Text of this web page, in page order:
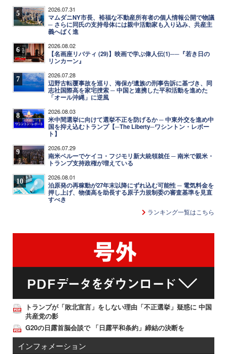
5 2026.07.31
マムダニNY市長、裕福な不動産所有者の個人情報公開で物議
─ さらに同氏の支持母体には親中活動家も入り込み、共産主
義へばく進
6 2026.08.02
【名画座リバティ (29)】映画で学ぶ偉人伝(1)──『若き日の
リンカーン』
7 2026.07.28
辺野古転覆事故を巡り、海保が遺族の刑事告訴に基づき、同
志社国際高を家宅捜索 ─ 中国と連携した平和活動を進めた
「オール沖縄」に逆風
8 2026.08.03
米中間選挙に向けて選挙不正を防げるか ─ 中東外交を進め中
国を抑え込むトランプ【─The Liberty─ワシントン・レポー
ト】
9 2026.07.29
南米ペルーでケイコ・フジモリ新大統領就任 ─ 南米で親米・
トランプ支持政権が増えている
10 2026.08.01
泊原発の再稼動が27年末以降にずれ込む可能性 ─ 電気料金を
押し上げ、物価高を助長する原子力規制委の審査基準を見直
すべき
ランキング一覧はこちら
トランプが「敗北宣言」をしない理由「不正選挙」疑惑に 中国
共産党の影
G20の日露首脳会談で 「日露平和条約」締結の決断を
インフォメーション